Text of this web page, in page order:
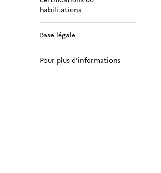
habilitations
Base légale
Pour plus d’informations